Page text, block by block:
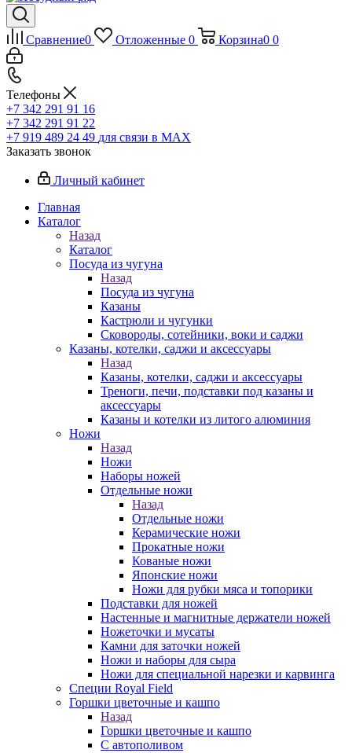
Сравнение0 Отложенные 0 Корзина0 0
Телефоны
+7 342 291 91 16
+7 342 291 91 22
+7 919 489 24 49 для связи в МАХ
Заказать звонок
Личный кабинет
Главная
Каталог
Назад
Каталог
Посуда из чугуна
Назад
Посуда из чугуна
Казаны
Кастрюли и чугунки
Сковороды, сотейники, воки и саджи
Казаны, котелки, саджи и аксессуары
Назад
Казаны, котелки, саджи и аксессуары
Треноги, печи, подставки под казаны и
аксессуары
Казаны и котелки из литого алюминия
Ножи
Назад
Ножи
Наборы ножей
Отдельные ножи
Назад
Отдельные ножи
Керамические ножи
Прокатные ножи
Кованые ножи
Японские ножи
Ножи для рубки мяса и топорики
Подставки для ножей
Настенные и магнитные держатели ножей
Ножеточки и мусаты
Камни для заточки ножей
Ножи и наборы для сыра
Ножи для специальной нарезки и карвинга
Специи Royal Field
Горшки цветочные и кашпо
Назад
Горшки цветочные и кашпо
С автополивом